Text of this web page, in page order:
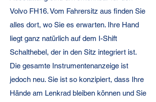
Volvo FH16. Vom Fahrersitz aus finden Sie
alles dort, wo Sie es erwarten. Ihre Hand
liegt ganz natürlich auf dem I-Shift
Schalthebel, der in den Sitz integriert ist.
Die gesamte Instrumentenanzeige ist
jedoch neu. Sie ist so konzipiert, dass Ihre
Hände am Lenkrad bleiben können und Sie